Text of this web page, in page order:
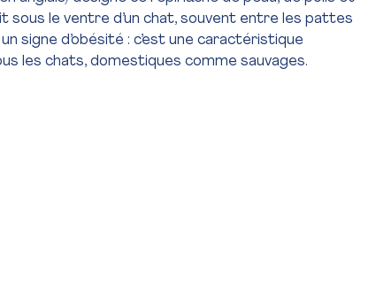
sous le ventre d’un chat, souvent entre les pattes
un signe d’obésité : c’est une caractéristique
les chats, domestiques comme sauvages.